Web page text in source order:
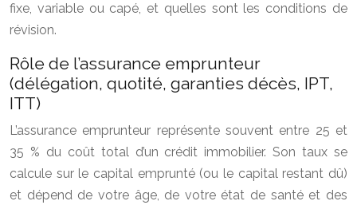
fixe, variable ou capé, et quelles sont les conditions de
révision.
Rôle de l’assurance emprunteur
(délégation, quotité, garanties décès, IPT,
ITT)
L’assurance emprunteur représente souvent entre 25 et
35 % du coût total d’un crédit immobilier. Son taux se
calcule sur le capital emprunté (ou le capital restant dû)
et dépend de votre âge, de votre état de santé et des